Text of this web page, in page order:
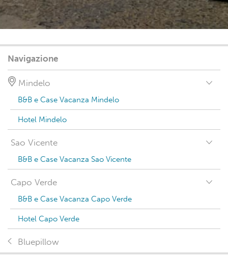
Navigazione
Mindelo
B&B e Case Vacanza Mindelo
Hotel Mindelo
Sao Vicente
B&B e Case Vacanza Sao Vicente
Capo Verde
B&B e Case Vacanza Capo Verde
Hotel Capo Verde
Bluepillow